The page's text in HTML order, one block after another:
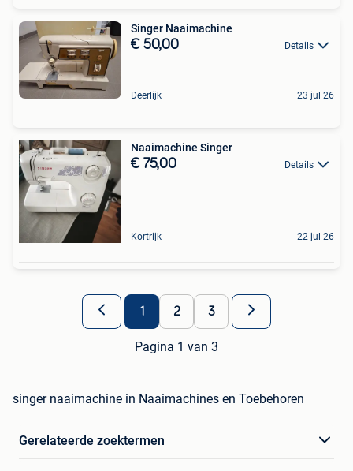
Singer Naaimachine
€ 50,00 Details
Deerlijk 23 jul 26
Naaimachine Singer
€ 75,00 Details
Kortrijk 22 jul 26
1 2 3
Pagina 1 van 3
singer naaimachine in Naaimachines en Toebehoren
Gerelateerde zoektermen